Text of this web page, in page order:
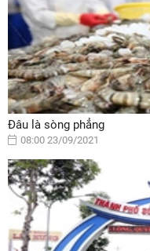
Đâu là sòng phẳng
08:00 23/09/2021